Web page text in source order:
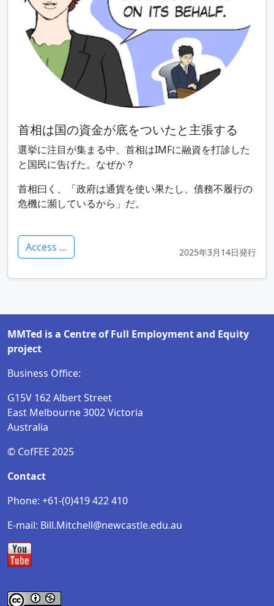
首相は国の資金が底をついたと主張する
選挙に注目が集まる中、首相はIMFに融資を打診した
と国民に告げた。なぜか？
首相曰く、「政府は通貨を使い果たし、債務不履行の
危機に瀕しているから」だ。
Access ... 2025年3月14日発行
MMTed is a Centre of Full Employment and Equity
project
Business Office:
G15V 162 Albert Street
East Melbourne 3002 Victoria
Australia
© CofFEE 2025
Contact
Phone: +61-(0)419 422 410
E-mail: Bill.Mitchell@newcastle.edu.au